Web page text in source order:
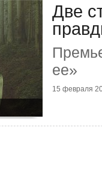
Две
ее»
15 февраля